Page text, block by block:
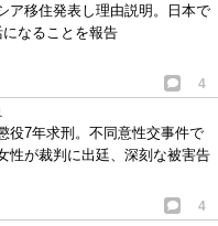
ア移住発表し理由説明。日本で
なることを報告
4
役7年求刑。不同意性交事件で
性が裁判に出廷、深刻な被害告
4